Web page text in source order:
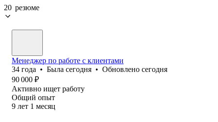
20 резюме
Менеджер по работе с клиентами
34 года • Была сегодня • Обновлено сегодня
90 000 ₽
Активно ищет работу
Общий опыт
9 лет 1 месяц